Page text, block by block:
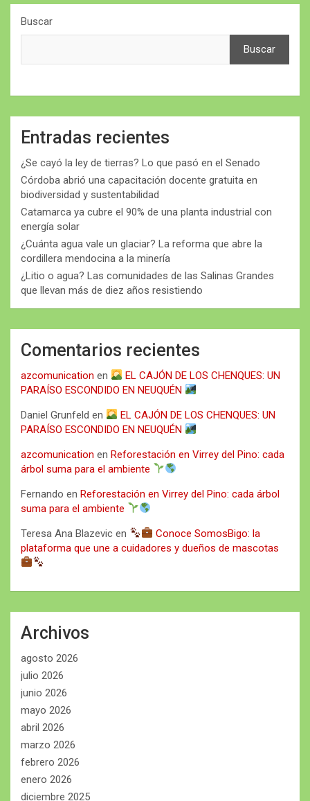
Buscar
Buscar
Entradas recientes
¿Se cayó la ley de tierras? Lo que pasó en el Senado
Córdoba abrió una capacitación docente gratuita en
biodiversidad y sustentabilidad
Catamarca ya cubre el 90% de una planta industrial con
energía solar
¿Cuánta agua vale un glaciar? La reforma que abre la
cordillera mendocina a la minería
¿Litio o agua? Las comunidades de las Salinas Grandes
que llevan más de diez años resistiendo
Comentarios recientes
azcomunication en
EL CAJÓN DE LOS CHENQUES: UN
PARAÍSO ESCONDIDO EN NEUQUÉN
Daniel Grunfeld en
EL CAJÓN DE LOS CHENQUES: UN
PARAÍSO ESCONDIDO EN NEUQUÉN
azcomunication en Reforestación en Virrey del Pino: cada
árbol suma para el ambiente
Fernando en Reforestación en Virrey del Pino: cada árbol
suma para el ambiente
Teresa Ana Blazevic en
Conoce SomosBigo: la
plataforma que une a cuidadores y dueños de mascotas
Archivos
agosto 2026
julio 2026
junio 2026
mayo 2026
abril 2026
marzo 2026
febrero 2026
enero 2026
diciembre 2025